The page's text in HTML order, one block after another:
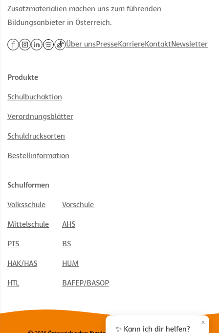
Zusatzmaterialien machen uns zum führenden
Bildungsanbieter in Österreich.
Über unsPresseKarriereKontaktNewsletter
Produkte
Schulbuchaktion
Verordnungsblätter
Schuldrucksorten
Bestellinformation
Schulformen
Volksschule Vorschule
Mittelschule AHS
PTS BS
HAK/HAS HUM
HTL BAFEP/BASOP
✨ Kann ich dir helfen?
×